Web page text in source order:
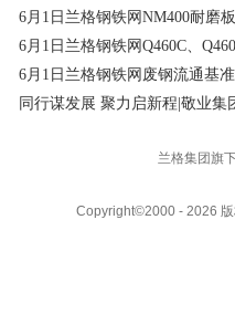
6月1日兰格钢铁网NM400耐磨
6月1日兰格钢铁网Q460C、
6月1日兰格钢铁网废钢流通基
同行谋发展 聚力启新程|敬业